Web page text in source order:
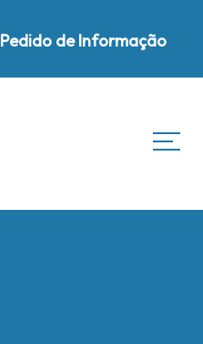
Pedido de Informação